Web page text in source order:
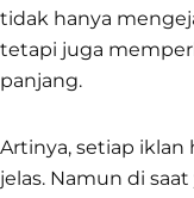
tidak hanya
tetapi juga
panjang.
Artinya, setiap iklan
jelas. Namun di